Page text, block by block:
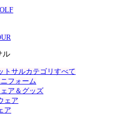
ル
トサルカテゴリすべて
フォーム
ア＆グッズ
ェア
ア